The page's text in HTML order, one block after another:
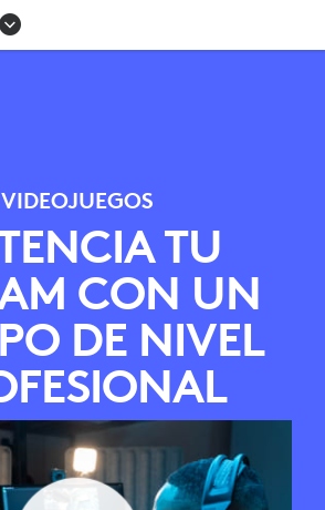
VIDEOJUEGOS
TU
CON UN
DE NIVEL